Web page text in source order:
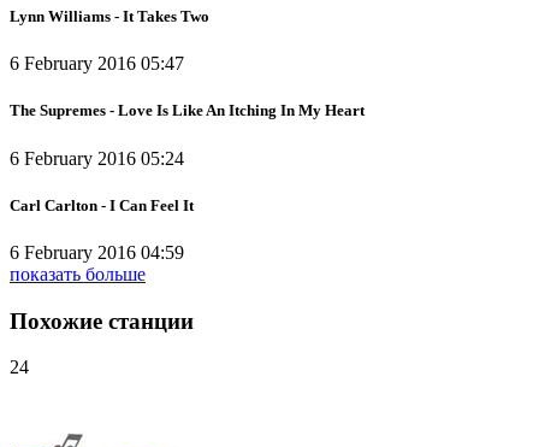
Lynn Williams - It Takes Two
6 February 2016 05:47
The Supremes - Love Is Like An Itching In My Heart
6 February 2016 05:24
Carl Carlton - I Can Feel It
6 February 2016 04:59
показать больше
Похожие станции
24